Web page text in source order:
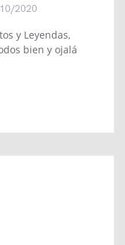
2020
y Leyendas,
bien y ojalá